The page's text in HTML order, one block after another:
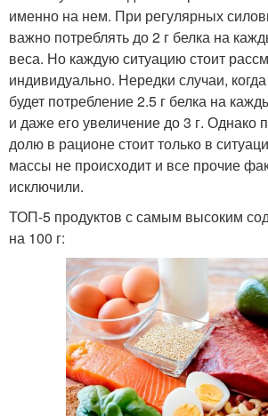
именно на нем. При регулярных
важно потреблять до 2 г белка на
веса. Но каждую ситуацию стоит
индивидуально. Нередки случаи,
будет потребление 2.5 г белка на
и даже его увеличение до 3 г. Однако
долю в рационе стоит только в
массы не происходит и все прочие
исключили.
ТОП-5 продуктов с самым высоким
на 100 г: